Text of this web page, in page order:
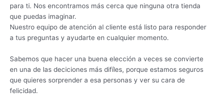
para ti. Nos encontramos más cerca que ninguna otra tienda
que puedas imaginar.
Nuestro equipo de atención al cliente está listo para responder
a tus preguntas y ayudarte en cualquier momento.
Sabemos que hacer una buena elección a veces se convierte
en una de las deciciones más difíles, porque estamos seguros
que quieres sorprender a esa personas y ver su cara de
felicidad.